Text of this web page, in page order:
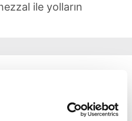
ile yolların